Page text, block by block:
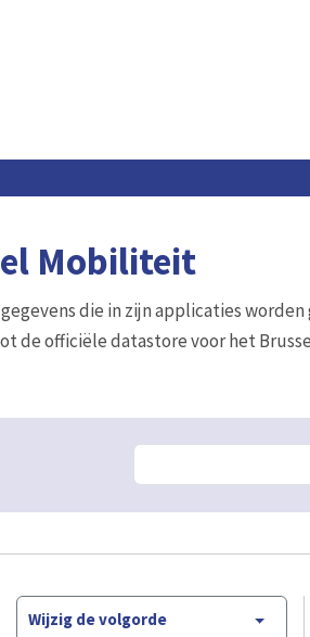
Mobiliteit
die in zijn applicaties
de officiële datastore voor het
Wijzig de volgorde